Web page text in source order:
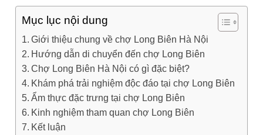
Mục lục nội dung
Giới thiệu chung về chợ Long Biên Hà Nội
Hướng dẫn di chuyển đến chợ Long Biên
Chợ Long Biên Hà Nội có gì đặc biệt?
Khám phá trải nghiệm độc đáo tại chợ Long Biên
Ẩm thực đặc trưng tại chợ Long Biên
Kinh nghiệm tham quan chợ Long Biên
Kết luận